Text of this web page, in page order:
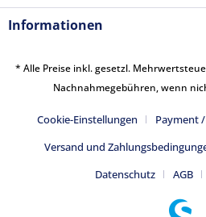
Informationen
* Alle Preise inkl. gesetzl.
Nachnahmegebühren, wenn
Cookie-Einstellungen Payment
Versand und
Datenschutz
AGB